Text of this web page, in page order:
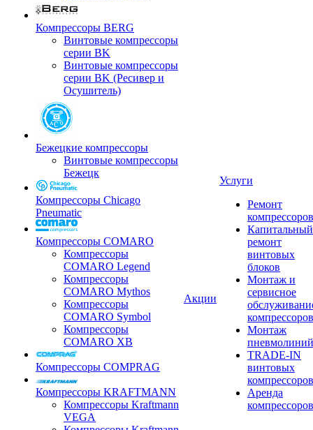
Компрессоры BERG
Винтовые компрессоры
серии BK
Винтовые компрессоры
серии BK (Ресивер и
Осушитель)
Бежецкие компрессоры
Винтовые компрессоры
Бежецк
Компрессоры Chicago
Pneumatic
Компрессоры COMARO
Компрессоры
COMARO Legend
Компрессоры
COMARO Mythos
Компрессоры
COMARO Symbol
Компрессоры
COMARO XB
Компрессоры COMPRAG
Компрессоры KRAFTMANN
Компрессоры Kraftmann
VEGA
Акции
Услуги
Ремонт
компрессоров
Капитальный
ремонт
винтовых
блоков
Монтаж и
сервисное
компрессоров
Монтаж
пневмолиний
TRADE-IN
винтовых
компрессоров
Аренда
компрессоров